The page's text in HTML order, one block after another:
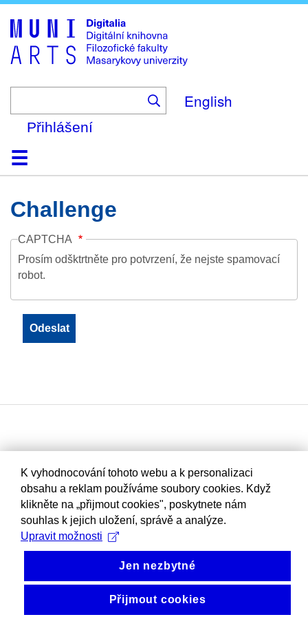
to
main
content
English
Přihlášení
DomůKolekce
Prohlížení
Vyhledávání
O platformě
Nápověda
KontaktDigitalia
Challenge
CAPTCHA
Prosím odšktrtněte pro potvrzení, že nejste spamovací
robot.
K vyhodnocování tohoto webu a k personalizaci
obsahu a reklam používáme soubory cookies. Když
klikněte na „přijmout cookies", poskytnete nám
souhlas k jejich uložení, správě a analýze.
Upravit možnosti
Jen nezbytné
Přijmout cookies